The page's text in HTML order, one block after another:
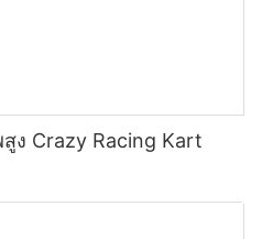
ง Crazy Racing Kart